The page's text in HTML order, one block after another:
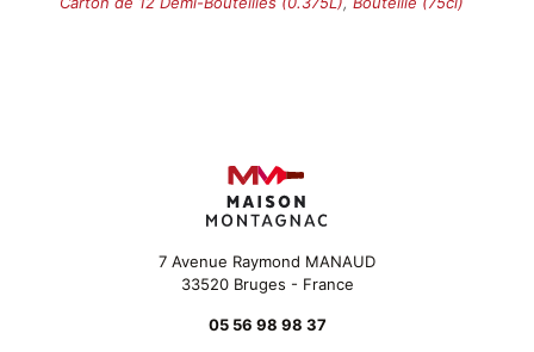
7 Avenue Raymond MANAUD
33520 Bruges - France
05 56 98 98 37